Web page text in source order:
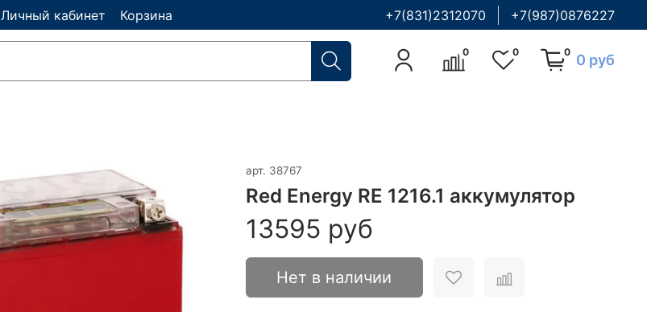
Личный кабинет Корзина +7(831)2312070 +7(987)0876227
0 0 0 0 руб
арт. 38767
Red Energy RE 1216.1 аккумулятор
13595 руб
Нет в наличии